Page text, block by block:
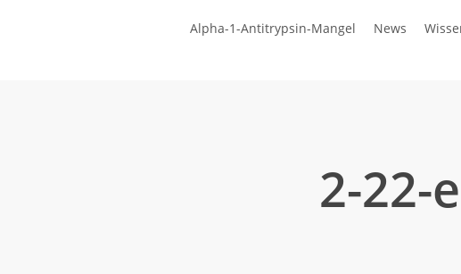
Alpha-1-Antitrypsin-Mangel News
2-22-